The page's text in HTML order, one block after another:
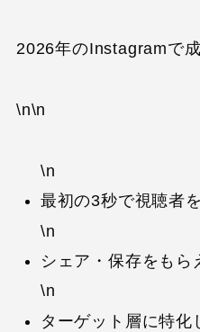
2026年のInstagramで
\n\n
\n
最初の3秒で視聴者
\n
シェア・保存をもら
\n
ターゲット層に特化